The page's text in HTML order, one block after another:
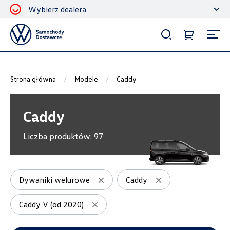
Wybierz dealera
Strona główna Modele Caddy
Caddy
Liczba produktów: 97
Dywaniki welurowe Caddy
Caddy V (od 2020)
Filtrowanie i sortowanie
Sortuj
Pokaż na stronie
Kategorie
Bagażniki dachowe